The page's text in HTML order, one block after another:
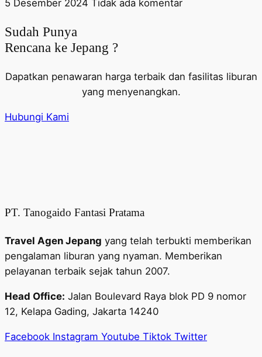
5 Desember 2024 Tidak ada komentar
Sudah Punya
Rencana ke Jepang ?
Dapatkan penawaran harga terbaik dan fasilitas liburan
yang menyenangkan.
Hubungi Kami
PT. Tanogaido Fantasi Pratama
Travel Agen Jepang yang telah terbukti memberikan
pengalaman liburan yang nyaman. Memberikan
pelayanan terbaik sejak tahun 2007.
Head Office: Jalan Boulevard Raya blok PD 9 nomor
12, Kelapa Gading, Jakarta 14240
Facebook Instagram Youtube Tiktok Twitter